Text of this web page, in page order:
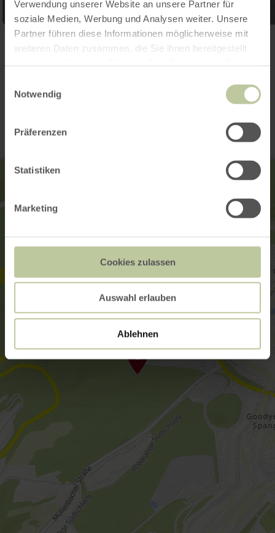
Verwendung unserer Website an unsere Partner für
soziale Medien, Werbung und Analysen weiter. Unsere
Partner führen diese Informationen möglicherweise mit
weiteren Daten zusammen, die Sie ihnen bereitgestellt
Notwendig
Präferenzen
Statistiken
Marketing
Cookies zulassen
Auswahl erlauben
Ablehnen
Galerij openen
Contact